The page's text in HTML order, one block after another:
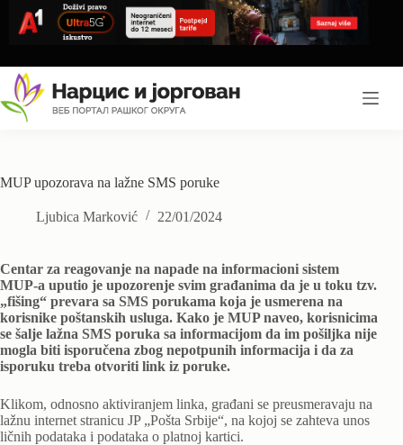
content
MUP upozorava na lažne SMS poruke
Ljubica Marković 22/01/2024
Centar za reagovanje na napade na informacioni sistem
MUP-a uputio je upozorenje svim građanima da je u toku tzv.
„fišing“ prevara sa SMS porukama koja je usmerena na
korisnike poštanskih usluga. Kako je MUP naveo, korisnicima
se šalje lažna SMS poruka sa informacijom da im pošiljka nije
mogla biti isporučena zbog nepotpunih informacija i da za
isporuku treba otvoriti link iz poruke.
Klikom, odnosno aktiviranjem linka, građani se preusmeravaju na
lažnu internet stranicu JP „Pošta Srbije“, na kojoj se zahteva unos
ličnih podataka i podataka o platnoj kartici.